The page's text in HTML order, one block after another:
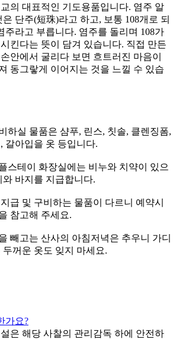
의 대표적인 기도용품입니다. 염주 알
단주(短珠)라고 하고, 보통 108개로 되
주라고 부릅니다. 염주를 돌리며 108가
킨다는 뜻이 담겨 있습니다. 직접 만든
안에서 굴리다 보면 흐트러진 마음이
동그랗게 이어지는 것을 느낄 수 있습
하실 물품은 샴푸, 린스, 칫솔, 클렌징폼,
갈아입을 옷 등입니다.
스테이 화장실에는 비누와 치약이 있으
와 바지를 지급합니다.
급 및 구비하는 물품이 다르니 예약시
참고해 주세요.
빼고는 산사의 아침저녁은 추우니 가디
두꺼운 옷도 잊지 마세요.
가요?
은 해당 사찰의 관리감독 하에 안전하